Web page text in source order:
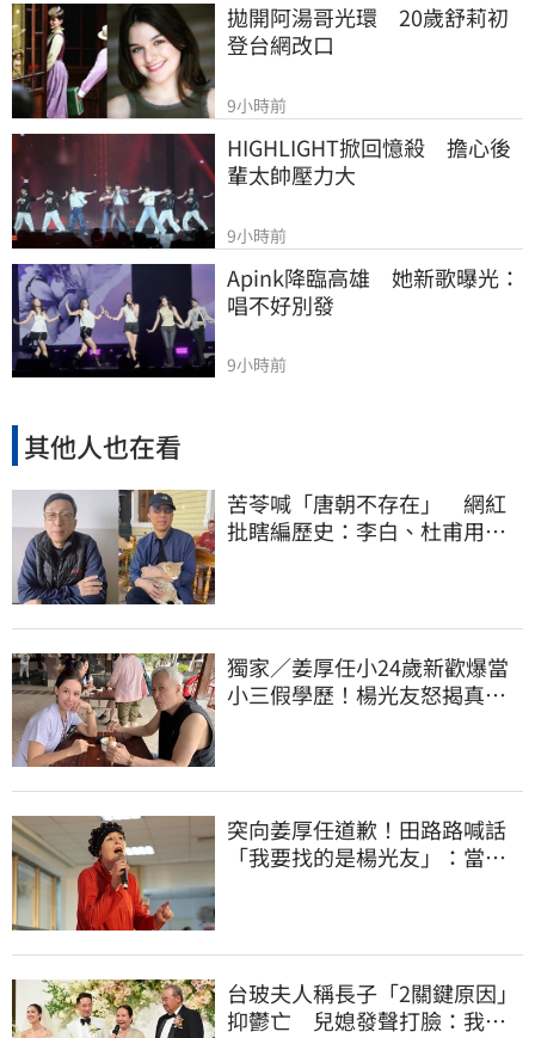
拋開阿湯哥光環　20歲舒莉初
登台網改口
9小時前
HIGHLIGHT掀回憶殺　擔心後
輩太帥壓力大
9小時前
Apink降臨高雄　她新歌曝光：
唱不好別發
9小時前
其他人也在看
苦苓喊「唐朝不存在」 網紅
批瞎編歷史：李白、杜甫用鮮
獨家／姜厚任小24歲新歡爆當
小三假學歷！楊光友怒揭真實
突向姜厚任道歉！田路路喊話
「我要找的是楊光友」：當時
台玻夫人稱長子「2關鍵原因」
抑鬱亡 兒媳發聲打臉：我從